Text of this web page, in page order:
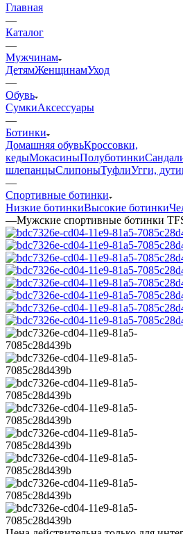
—
Мужчинам
ДетямЖенщинам
—
Обувь
СумкиАксессуары
—
Ботинки
Домашняя обувьКроссовки,
кеды
шлепанцы
—
Спортивные ботинки
Низкие ботинкиВысокие ботинки
—
Цена действительна только для
отличаться от цен в розничных
Отложить